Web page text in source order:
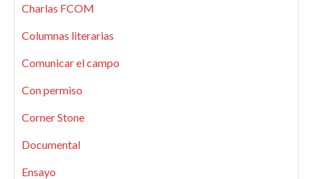
Charlas FCOM
Columnas literarias
Comunicar el campo
Con permiso
Corner Stone
Documental
Ensayo